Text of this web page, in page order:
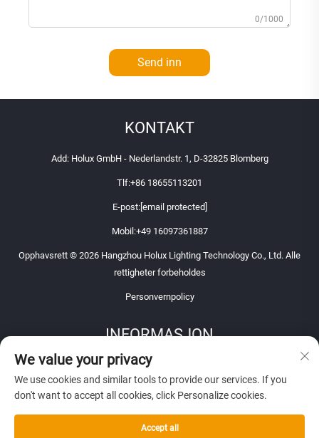
0/1000
Send inn
KONTAKT
Add: Holux GmbH - Nederlandstr. 1, D-32825 Blomberg
Tlf:+86 18655113201
E-post:[email protected]
Mobil:+49 16097361887
Opphavsrett © 2026 Hangzhou Holux Lighting Technology Co., Ltd. Alle
rettigheter forbeholdes
Personvernpolicy
INFORMASJON
Registrer deg for å motta vårt ukentlige nyhetsbrev
We value your privacy
We use cookies and similar tools to provide our services. If you
don't want to accept all cookies, click Personalize cookies.
Accept all